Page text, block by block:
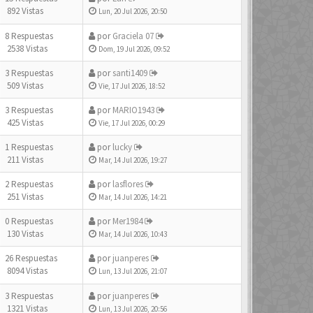
892 Vistas
Lun, 20 Jul 2026, 20:50
8 Respuestas
2538 Vistas
porGraciela 07
Dom, 19 Jul 2026, 09:52
3 Respuestas
509 Vistas
porsanti1409
Vie, 17 Jul 2026, 18:52
3 Respuestas
425 Vistas
porMARIO1943
Vie, 17 Jul 2026, 00:29
1 Respuestas
211 Vistas
porlucky
Mar, 14 Jul 2026, 19:27
2 Respuestas
251 Vistas
porlasflores
Mar, 14 Jul 2026, 14:21
0 Respuestas
130 Vistas
porMer1984
Mar, 14 Jul 2026, 10:43
26 Respuestas
8094 Vistas
porjuanperes
Lun, 13 Jul 2026, 21:07
3 Respuestas
1321 Vistas
porjuanperes
Lun, 13 Jul 2026, 20:56